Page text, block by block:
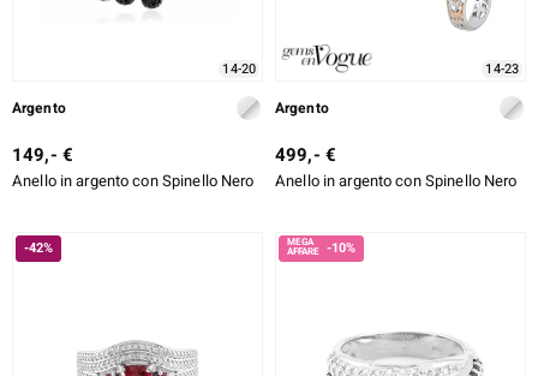
14-20
Argento
149,- €
Anello in argento con Spinello Nero
14-23
Argento
499,- €
Anello in argento con Spinello Nero
-42% -10%